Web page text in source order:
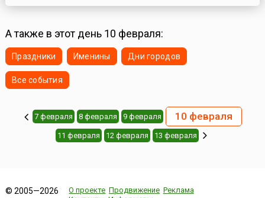
А также в этот день 10 февраля:
Праздники Именины Дни городов
Все события
7 февраля 8 февраля 9 февраля 10 февраля
11 февраля 12 февраля 13 февраля
© 2005—2026
О проекте Продвижение Реклама